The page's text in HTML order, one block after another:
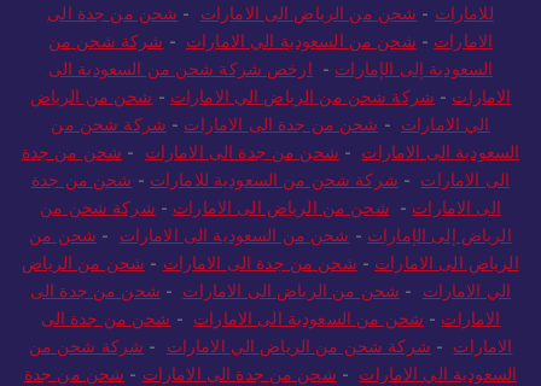
للامارات - شحن من الرياض الى الامارات - شحن من جدة الى
الامارات - شحن من السعودية الي الامارات - شركة شحن من
السعودية إلى الإمارات - ارخص شركة شحن من السعودية الى
الامارات - شركة شحن من الرياض الي الامارات - شحن من الرياض
الي الامارات - شحن من جدة الى الامارات - شركة شحن من
السعودية الى الامارات - شحن من جدة الى الامارات - شحن من جدة
الى الامارات - شركة شحن من السعودية للامارات - شحن من جدة
الى الامارات - شحن من الرياض الى الامارات - شركة شحن من
الرياض إلى الإمارات - شحن من السعودية الى الامارات - شحن من
الرياض الى الامارات - شحن من جدة الى الامارات - شحن من الرياض
الي الامارات - شحن من الرياض الى الامارات - شحن من جدة الى
الامارات - شحن من السعودية الى الامارات - شحن من جدة الى
الامارات - شركة شحن من الرياض الي الامارات - شركة شحن من
السعودية الي الامارات - شحن من جدة الى الامارات - شحن من جدة